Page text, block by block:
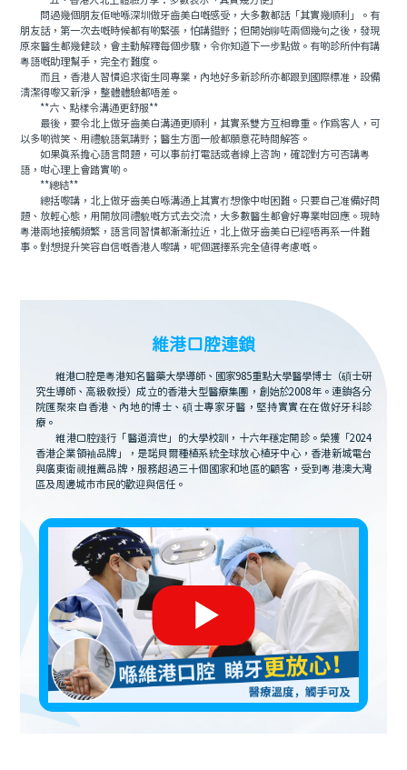
問過幾個朋友佢哋喺深圳做牙齒美白嘅感受，大多數都話「其實幾順利」。有
朋友話，第一次去嘅時候都有啲緊張，怕講錯野；但開始聊咗兩個幾句之後，發現
原來醫生都幾健談，會主動解釋每個步驟，令你知道下一步點做。有啲診所仲有講
粵語嘅助理幫手，完全冇難度。
而且，香港人習慣追求衛生同專業，內地好多新診所亦都跟到國際標准，設備
清潔得嚟又新淨，整體體驗都唔差。
**六、點樣令溝通更舒服**
最後，要令北上做牙齒美白溝通更順利，其實系雙方互相尊重。作爲客人，可
以多啲微笑、用禮貌語氣講野；醫生方面一般都願意花時間解答。
如果真系擔心語言問題，可以事前打電話或者線上咨詢，確認對方可否講粵
語，咁心理上會踏實啲。
**總結**
總括嚟講，北上做牙齒美白喺溝通上其實冇想像中咁困難。只要自己准備好問
題、放輕心態，用開放同禮貌嘅方式去交流，大多數醫生都會好專業咁回應。現時
粵港兩地接觸頻繁，語言同習慣都漸漸拉近，北上做牙齒美白已經唔再系一件難
事。對想提升笑容自信嘅香港人嚟講，呢個選擇系完全值得考慮嘅。
維港口腔連鎖
維港口腔是粵港知名醫藥大學導師、國家985重點大學醫學博士（碩士研
究生導師、高級教授）成立的香港大型醫療集團，創始於2008年。連鎖各分
院匯聚來自香港、內地的博士、碩士專家牙醫，堅持實實在在做好牙科診
療。
維港口腔踐行「醫道濟世」的大學校訓，十六年穩定開診。榮獲「2024
香港企業領袖品牌」，是諾貝爾種植系統全球放心植牙中心，香港新城電台
與廣東衛視推薦品牌，服務超過三十個國家和地區的顧客，受到粵港澳大灣
區及周邊城市市民的歡迎與信任。